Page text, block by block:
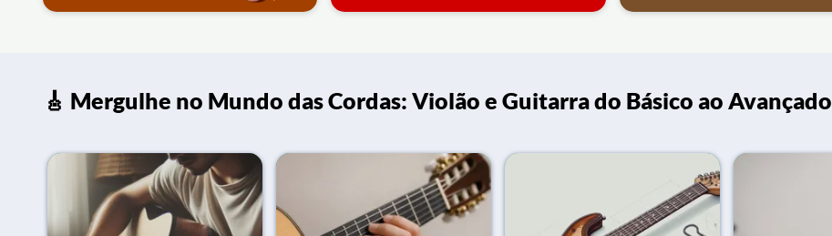
🎸 Mergulhe no Mundo das Cordas: Violão e Guitarra do Básico ao Avançado